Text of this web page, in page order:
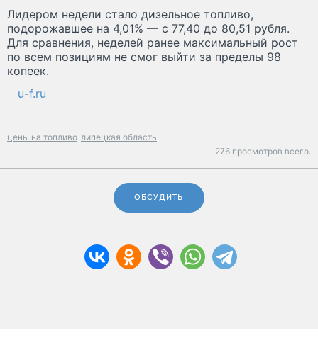
Лидером недели стало дизельное топливо,
подорожавшее на 4,01% — с 77,40 до 80,51 рубля.
Для сравнения, неделей ранее максимальный рост
по всем позициям не смог выйти за пределы 98
копеек.
u-f.ru
цены на топливо липецкая область
276 просмотров всего.
ОБСУДИТЬ